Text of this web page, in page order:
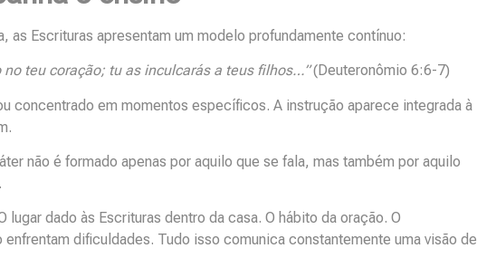
as Escrituras apresentam um modelo profundamente contínuo:
teu coração; tu as inculcarás a teus filhos…”(Deuteronômio 6:6-7)
concentrado em momentos específicos. A instrução aparece integrada à
não é formado apenas por aquilo que se fala, mas também por aquilo
dado às Escrituras dentro da casa. O hábito da oração. O
dificuldades. Tudo isso comunica constantemente uma visão de